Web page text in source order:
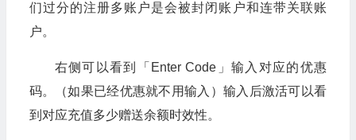
们过分的注册多账户是会被封闭账户和连带关联账
户。
右侧可以看到「Enter Code」输入对应的优惠
码。（如果已经优惠就不用输入）输入后激活可以看
到对应充值多少赠送余额时效性。